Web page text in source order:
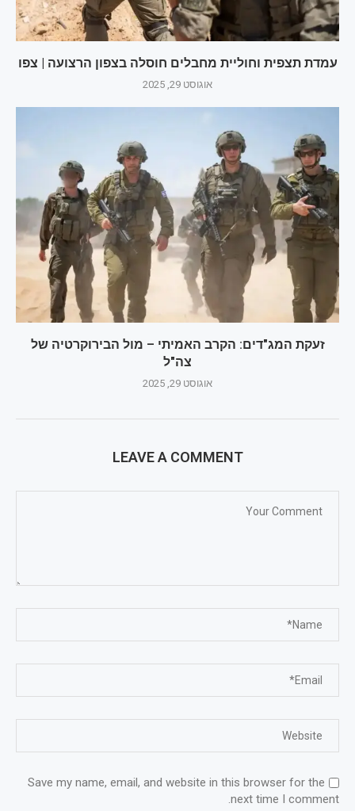
עמדת תצפית וחוליית מחבלים חוסלה בצפון הרצועה | צפו
אוגוסט 29, 2025
זעקת המג"דים: הקרב האמיתי – מול הבירוקרטיה של
צה"ל
אוגוסט 29, 2025
LEAVE A COMMENT
Save my name, email, and website in this browser for the
next time I comment.